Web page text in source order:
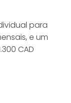
para
e um
CAD